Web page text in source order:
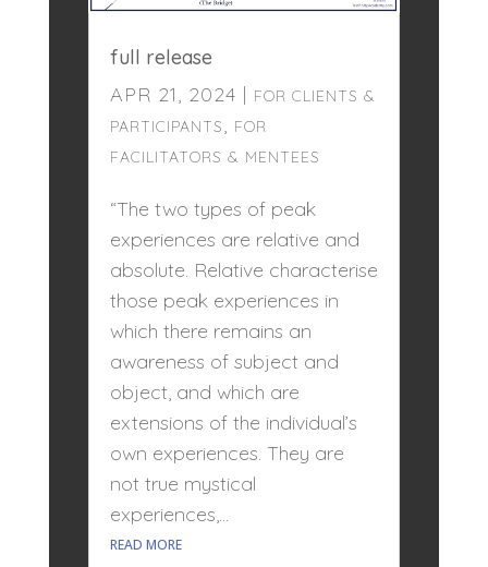
full release
APR 21, 2024 | FOR CLIENTS &
PARTICIPANTS, FOR
FACILITATORS & MENTEES
“The two types of peak
experiences are relative and
absolute. Relative characterise
those peak experiences in
which there remains an
awareness of subject and
object, and which are
extensions of the individual’s
own experiences. They are
not true mystical
experiences,...
READ MORE